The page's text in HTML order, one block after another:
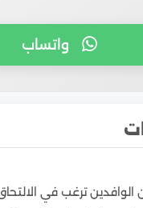
واتساب
الدكتوراه في مصر
الوافدين ترغب في